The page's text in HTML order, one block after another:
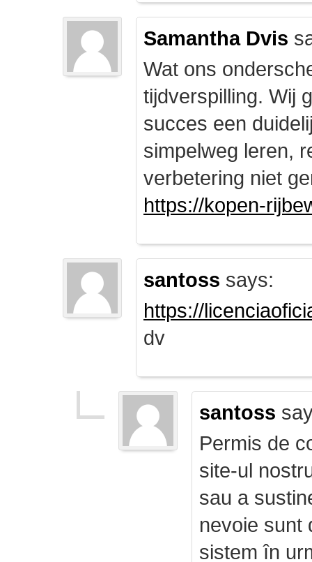
Samantha Dvis
Wat ons
tijdverspilling. Wij
succes een
simpelweg leren,
verbetering niet
https://kopen-
santoss says:
https://
dv
santoss
Permis de
site-ul
sau a
nevoie sunt
sistem în